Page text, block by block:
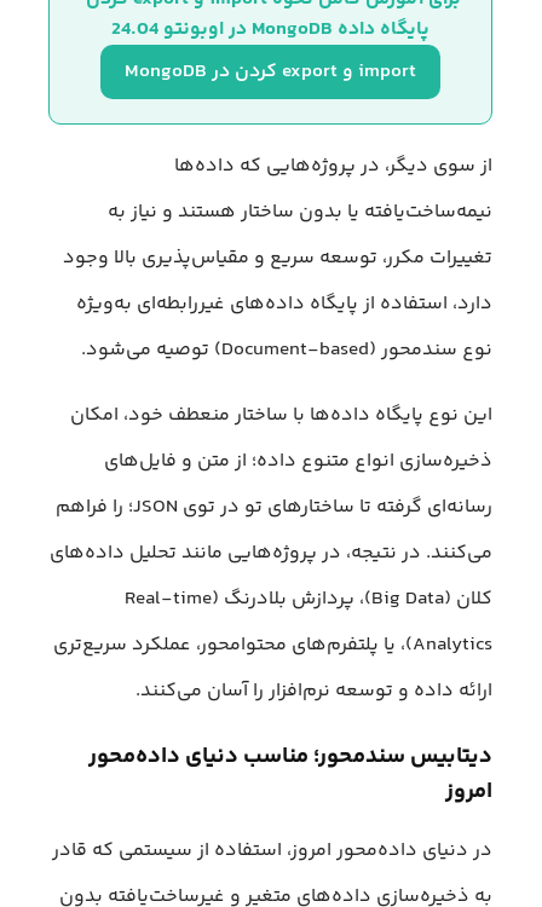
پایگاه داده MongoDB در اوبونتو 24.04
import و export کردن در MongoDB
از سوی دیگر، در پروژه‌هایی که داده‌ها
نیمه‌ساخت‌یافته یا بدون ساختار هستند و نیاز به
تغییرات مکرر، توسعه سریع و مقیاس‌پذیری بالا وجود
دارد، استفاده از پایگاه داده‌های غیررابطه‌ای به‌ویژه
نوع سندمحور (Document-based) توصیه می‌شود.
این نوع پایگاه داده‌ها با ساختار منعطف خود، امکان
ذخیره‌سازی انواع متنوع داده؛ از متن و فایل‌های
رسانه‌ای گرفته تا ساختارهای تو در توی JSON؛ را فراهم
می‌کنند. در نتیجه، در پروژه‌هایی مانند تحلیل داده‌های
کلان (Big Data)، پردازش بلادرنگ (Real-time
Analytics)، یا پلتفرم‌های محتوامحور، عملکرد سریع‌تری
ارائه داده و توسعه نرم‌افزار را آسان می‌کنند.
دیتابیس سندمحور؛ مناسب دنیای داده‌محور
امروز
در دنیای داده‌محور امروز، استفاده از سیستمی که قادر
به ذخیره‌سازی داده‌های متغیر و غیرساخت‌یافته بدون